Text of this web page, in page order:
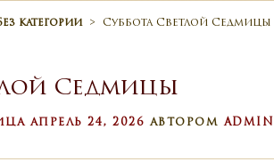
категории > Суббота Светлой Седмицы
Седмицы
АПРЕЛЬ 24, 2026 АВТОРОМADMIN